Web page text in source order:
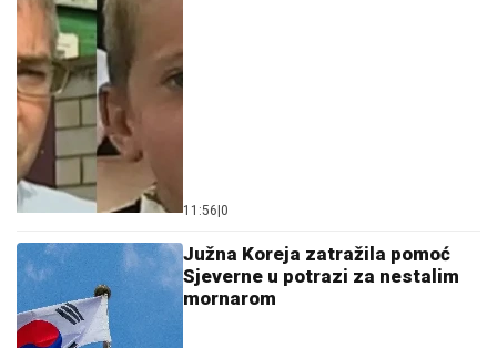
11:56 0
Južna Koreja zatražila pomoć
Sjeverne u potrazi za nestalim
mornarom